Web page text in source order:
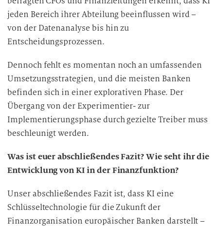
jeden Bereich ihrer Abteilung beeinflussen wird –
von der Datenanalyse bis hin zu
Entscheidungsprozessen.
Dennoch fehlt es momentan noch an umfassenden
Umsetzungsstrategien, und die meisten Banken
befinden sich in einer explorativen Phase. Der
Übergang von der Experimentier- zur
Implementierungsphase durch gezielte Treiber muss
beschleunigt werden.
Was ist euer abschließendes Fazit? Wie seht ihr die
Entwicklung von KI in der Finanzfunktion?
Unser abschließendes Fazit ist, dass KI eine
Schlüsseltechnologie für die Zukunft der
Finanzorganisation europäischer Banken darstellt –